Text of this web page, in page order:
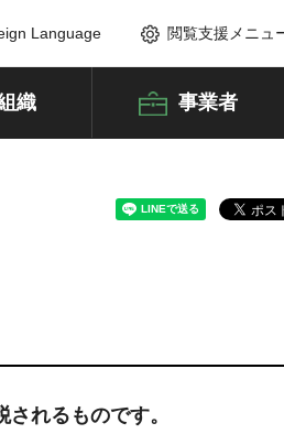
Language 閲覧支援メニュ
織 事業者
れるものです。